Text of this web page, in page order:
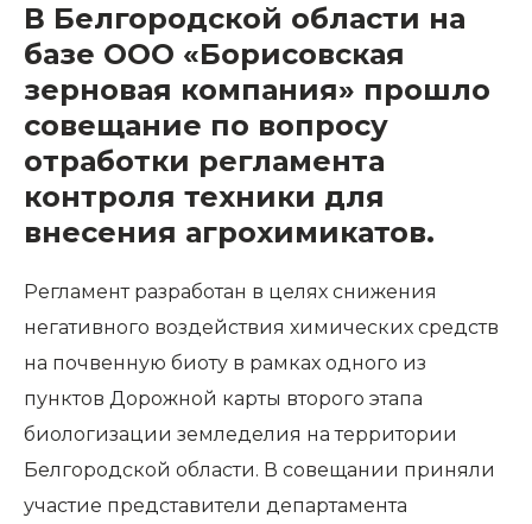
В Белгородской области на
базе ООО «Борисовская
зерновая компания» прошло
совещание по вопросу
отработки регламента
контроля техники для
внесения агрохимикатов.
Регламент разработан в целях снижения
негативного воздействия химических средств
на почвенную биоту в рамках одного из
пунктов Дорожной карты второго этапа
биологизации земледелия на территории
Белгородской области. В совещании приняли
участие представители департамента